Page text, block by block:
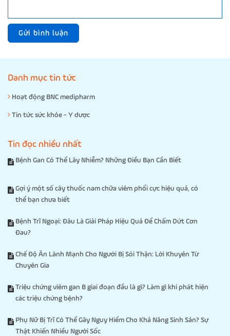
Gửi bình luận
Danh mục tin tức
Hoạt động BNC medipharm
Tin tức sức khỏe - Y dược
Tin đọc nhiều nhất
Bệnh Gan Có Thể Lây Nhiễm? Những Điều Bạn Cần Biết
Gợi ý một số cây thuốc nam chữa viêm phổi cực hiệu quả, có
thể bạn chưa biết
Bệnh Trĩ Ngoại: Đâu Là Giải Pháp Hiệu Quả Để Chấm Dứt Cơn
Đau?
Chế Độ Ăn Lành Mạnh Cho Người Bị Sỏi Thận: Lời Khuyên Từ
Chuyên Gia
Triệu chứng viêm gan B giai đoạn đầu là gì? Làm gì khi phát hiện
các triệu chứng bệnh?
Phụ Nữ Bị Trĩ Có Thể Gây Nguy Hiểm Cho Khả Năng Sinh Sản? Sự
Thật Khiến Nhiều Người Sốc